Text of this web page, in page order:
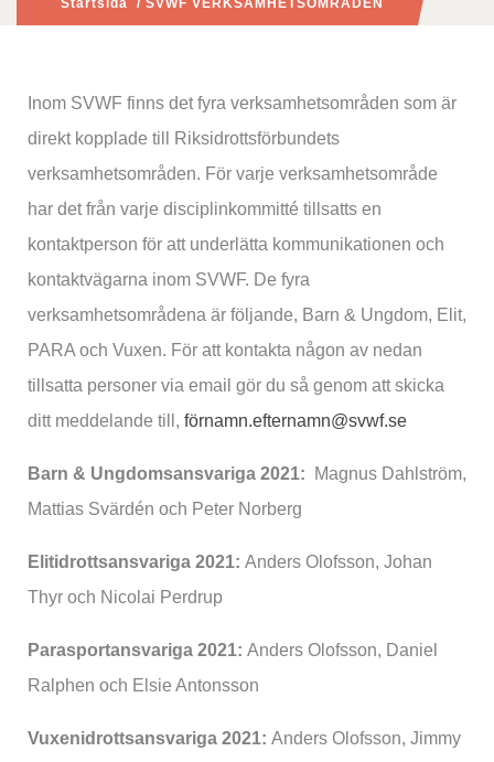
Inom SVWF finns det fyra verksamhetsområden som är
direkt kopplade till Riksidrottsförbundets
verksamhetsområden. För varje verksamhetsområde
har det från varje disciplinkommitté tillsatts en
kontaktperson för att underlätta kommunikationen och
kontaktvägarna inom SVWF. De fyra
verksamhetsområdena är följande, Barn & Ungdom, Elit,
PARA och Vuxen. För att kontakta någon av nedan
tillsatta personer via email gör du så genom att skicka
ditt meddelande till, förnamn.efternamn@svwf.se
Barn & Ungdomsansvariga 2021: Magnus Dahlström,
Mattias Svärdén och Peter Norberg
Elitidrottsansvariga 2021: Anders Olofsson, Johan
Thyr och Nicolai Perdrup
Parasportansvariga 2021: Anders Olofsson, Daniel
Ralphen och Elsie Antonsson
Vuxenidrottsansvariga 2021: Anders Olofsson, Jimmy